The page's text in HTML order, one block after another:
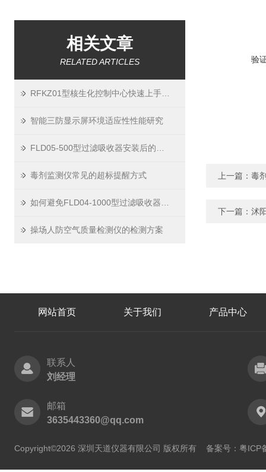
相关文章
RELATED ARTICLES
智能三防显示屏环境适应性性能研究
毒剂监测仪常见的超标提醒方式
操场人防空气质量检测仪的检测方案
验
上一篇： 毒
下一篇： 沭
网站首页 关于我们 产品中心
联系人
刘经理
邮箱
3635443360@qq.com
Copyright©2026 深圳天道仪器有限公司 版权所有 备案号：粤ICP